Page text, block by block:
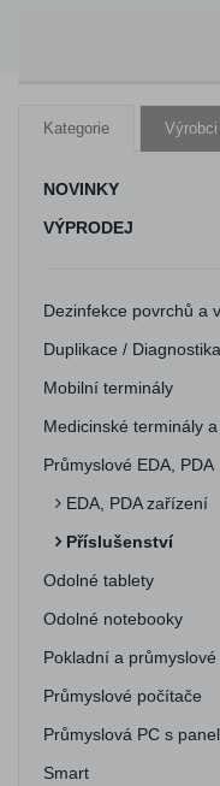
Kategorie Výrobci
NOVINKY
VÝPRODEJ
Dezinfekce povrchů a
Duplikace /
Mobilní terminály
Medicinské terminály
Průmyslové EDA, PDA
EDA, PDA zařízení
Příslušenství
Odolné tablety
Odolné notebooky
Pokladní a
Průmyslové počítače
Průmyslová PC s
Smart